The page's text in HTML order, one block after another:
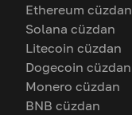
Ethereum cüzdan
Solana cüzdan
Litecoin cüzdan
Dogecoin cüzdan
Monero cüzdan
BNB cüzdan